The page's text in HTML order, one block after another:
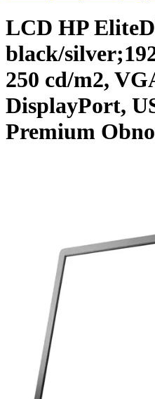
LCD HP
black/
250 cd/m2,
DisplayPort,
Premium